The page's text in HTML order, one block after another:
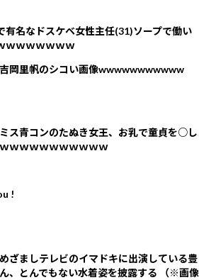
有名なドスケベ女性主任(31)ソープで働い
ｗｗｗｗｗｗｗ
吉岡里帆のシコい画像wwwwwwwwwww
ミス青コンのたぬき女王、お乳で童貞を○し
ｗｗｗｗｗｗｗｗｗｗ
!
めざましテレビのイマドキに出演している豊
、とんでもない水着姿を披露する （※画像